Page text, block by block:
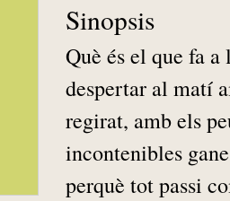
Sinopsis
Què és el que fa
despertar al matí
regirat, amb els
incontenibles
perquè tot passi